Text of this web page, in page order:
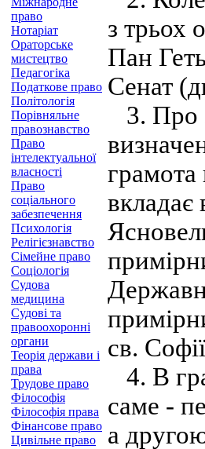
право
Нотаріат
Ораторське
мистецтво
Педагогіка
Податкове право
Політологія
Порівняльне
правознавство
Право
інтелектуальної
власності
Право
соціального
забезпечення
Психологія
Релігієзнавство
Сімейне право
Соціологія
Судова
медицина
Судові та
правоохоронні
органи
Теорія держави і
права
Трудове право
Філософія
Філософія права
Фінансове право
Цивільне право
з трьох
Пан
Сенат
3. Про
грамота
вкладає
св.
4. В
саме -
а